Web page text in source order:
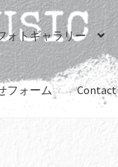
ォトギャラリー
フォーム Contact